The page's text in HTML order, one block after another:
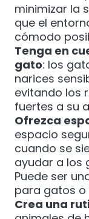
minimizar la
que el
cómodo
Tenga en
gato: los
narices
evitando los
fuertes a su
Ofrezca
espacio
cuando se
ayudar a los
Puede ser
para gatos o
Crea una